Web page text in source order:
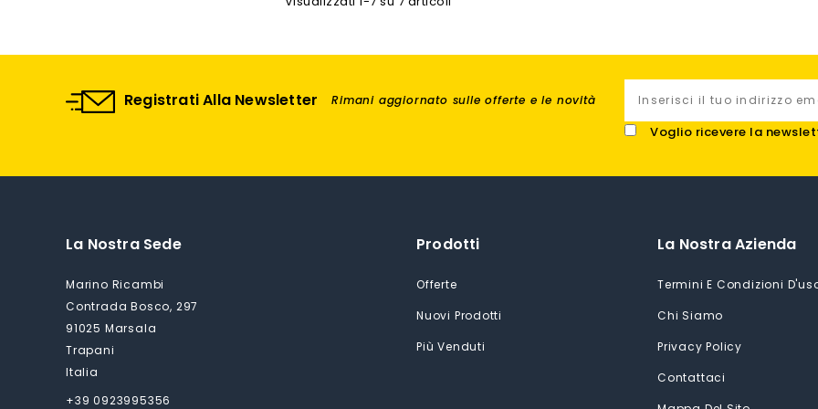
Registrati Alla Newsletter Rimani aggiornato sulle offerte e le novità
Voglio ricevere la
La Nostra Sede
Marino Ricambi
Contrada Bosco, 297
91025 Marsala
Trapani
Italia
+39 0923995356
Prodotti
Offerte
Nuovi Prodotti
Più Venduti
La Nostra Azienda
Termini E Condizioni
Chi Siamo
Privacy Policy
Contattaci